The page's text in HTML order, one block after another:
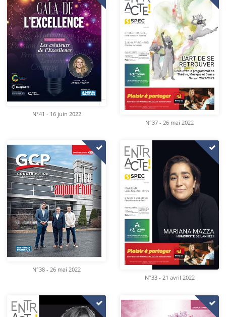
N°41 - 16 juin 2022
N°37 - 26 mai 2022
N°38 - 26 mai 2022
N°33 - 21 avril 2022